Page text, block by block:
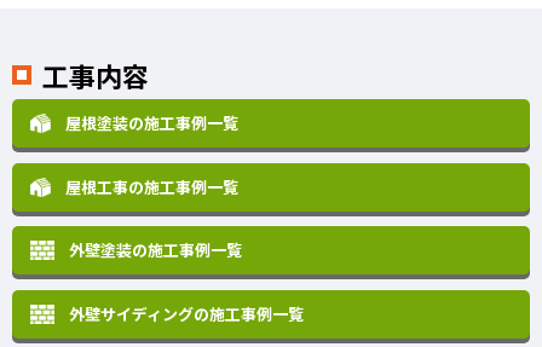
工事内容
屋根塗装の施工事例一覧
屋根工事の施工事例一覧
外壁塗装の施工事例一覧
外壁サイディングの施工事例一覧